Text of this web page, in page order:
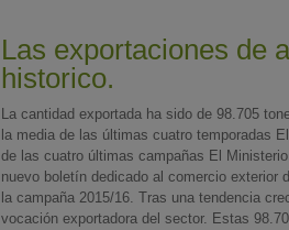
Las exportaciones de
historico.
La cantidad exportada ha sido de 98.705
la media de las últimas cuatro temporadas
de las cuatro últimas campañas El
nuevo boletín dedicado al comercio exterior
la campaña 2015/16. Tras una tendencia
vocación exportadora del sector. Estas